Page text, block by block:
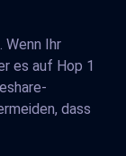
Wenn Ihr
es auf Hop 1
dass